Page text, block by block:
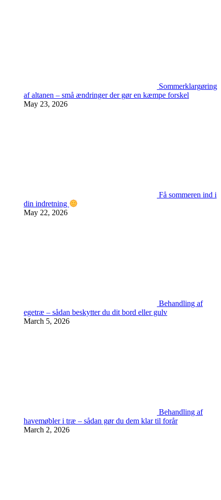
Sommerklargøring
af altanen – små ændringer der gør en kæmpe forskel
May 23, 2026
Få sommeren ind i
din indretning
May 22, 2026
Behandling af
egetræ – sådan beskytter du dit bord eller gulv
March 5, 2026
Behandling af
havemøbler i træ – sådan gør du dem klar til forår
March 2, 2026